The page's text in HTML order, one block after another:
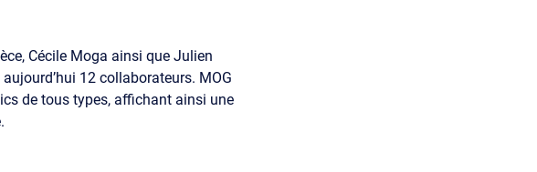
Cécile Moga ainsi que Julien
12 collaborateurs. MOG
de tous types, affichant ainsi une